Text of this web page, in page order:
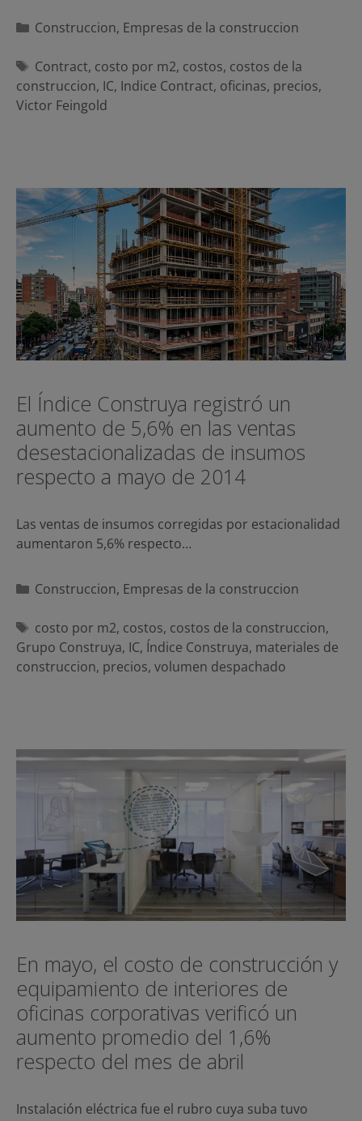
Categorías
Construccion, Empresas de la construccion
Etiquetas
Contract, costo por m2, costos, costos de la
construccion, IC, Indice Contract, oficinas, precios,
Victor Feingold
El Índice Construya registró un
aumento de 5,6% en las ventas
desestacionalizadas de insumos
respecto a mayo de 2014
Las ventas de insumos corregidas por estacionalidad
aumentaron 5,6% respecto…
Categorías
Construccion, Empresas de la construccion
Etiquetas
costo por m2, costos, costos de la construccion,
Grupo Construya, IC, Índice Construya, materiales de
construccion, precios, volumen despachado
En mayo, el costo de construcción y
equipamiento de interiores de
oficinas corporativas verificó un
aumento promedio del 1,6%
respecto del mes de abril
Instalación eléctrica fue el rubro cuya suba tuvo